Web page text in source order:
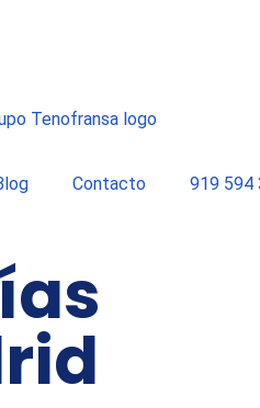
Contacto 919 594